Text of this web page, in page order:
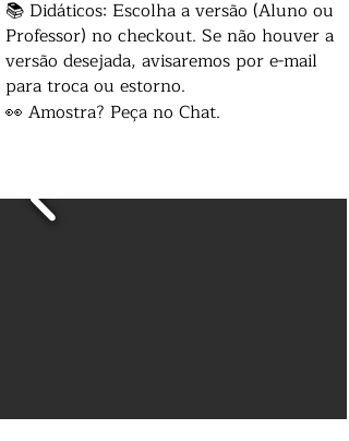
📚 Didáticos: Escolha a versão (Aluno ou
Professor) no checkout. Se não houver a
versão desejada, avisaremos por e-mail
para troca ou estorno.
👀 Amostra? Peça no Chat.